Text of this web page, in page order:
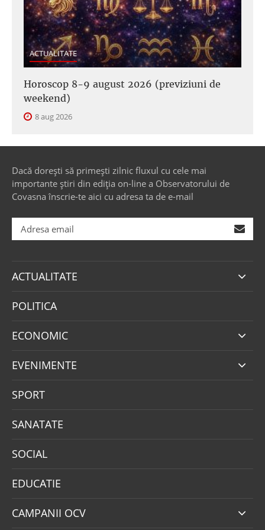
ACTUALITATE
Horoscop 8-9 august 2026 (previziuni de
weekend)
8 aug 2026
Dacă dorești să primești zilnic fluxul cu cele mai
importante știri din ediția on-line a Observatorului de
Covasna înscrie-te aici cu adresa ta de e-mail
ACTUALITATE
POLITICA
ECONOMIC
EVENIMENTE
SPORT
SANATATE
SOCIAL
EDUCATIE
CAMPANII OCV